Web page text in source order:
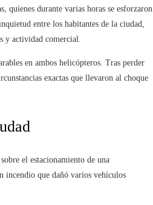
quienes durante varias horas se esforzaron
entre los habitantes de la ciudad,
y actividad comercial.
en ambos helicópteros. Tras perder
exactas que llevaron al choque
el estacionamiento de una
incendio que dañó varios vehículos